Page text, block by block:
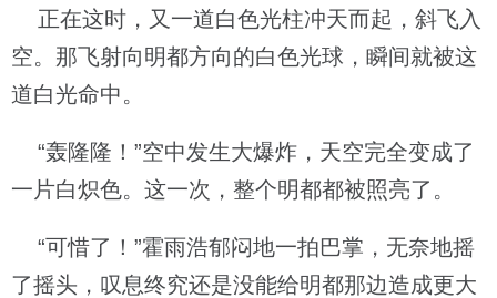
正在这时，又一道白色光柱冲天而起，斜飞入
空。那飞射向明都方向的白色光球，瞬间就被这
道白光命中。
“轰隆隆！”空中发生大爆炸，天空完全变成了
一片白炽色。这一次，整个明都都被照亮了。
“可惜了！”霍雨浩郁闷地一拍巴掌，无奈地摇
了摇头，叹息终究还是没能给明都那边造成更大